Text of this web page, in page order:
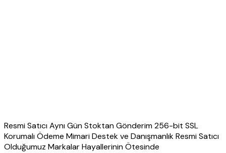
Resmi Satıcı Aynı Gün Stoktan Gönderim 256-bit SSL
Korumalı Ödeme Mimari Destek ve Danışmanlık Resmi Satıcı
Olduğumuz Markalar Hayallerinin Ötesinde